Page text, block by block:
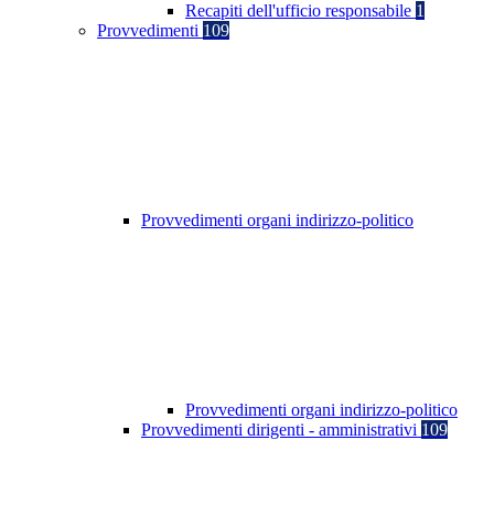
Recapiti dell'ufficio responsabile 1
Provvedimenti 109
Provvedimenti organi indirizzo-politico
Provvedimenti organi indirizzo-politico
Provvedimenti dirigenti - amministrativi 109